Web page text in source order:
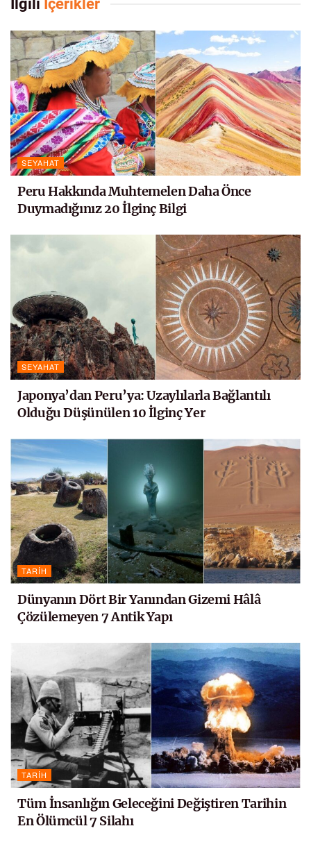
İlgili İçerikler
SEYAHAT
Peru Hakkında Muhtemelen Daha Önce
Duymadığınız 20 İlginç Bilgi
SEYAHAT
Japonya’dan Peru’ya: Uzaylılarla Bağlantılı
Olduğu Düşünülen 10 İlginç Yer
TARIH
Dünyanın Dört Bir Yanından Gizemi Hâlâ
Çözülemeyen 7 Antik Yapı
TARIH
Tüm İnsanlığın Geleceğini Değiştiren Tarihin
En Ölümcül 7 Silahı